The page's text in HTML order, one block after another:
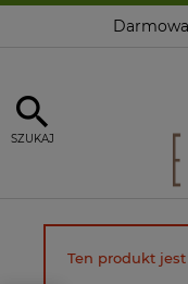
SZUKAJ
Ten produkt